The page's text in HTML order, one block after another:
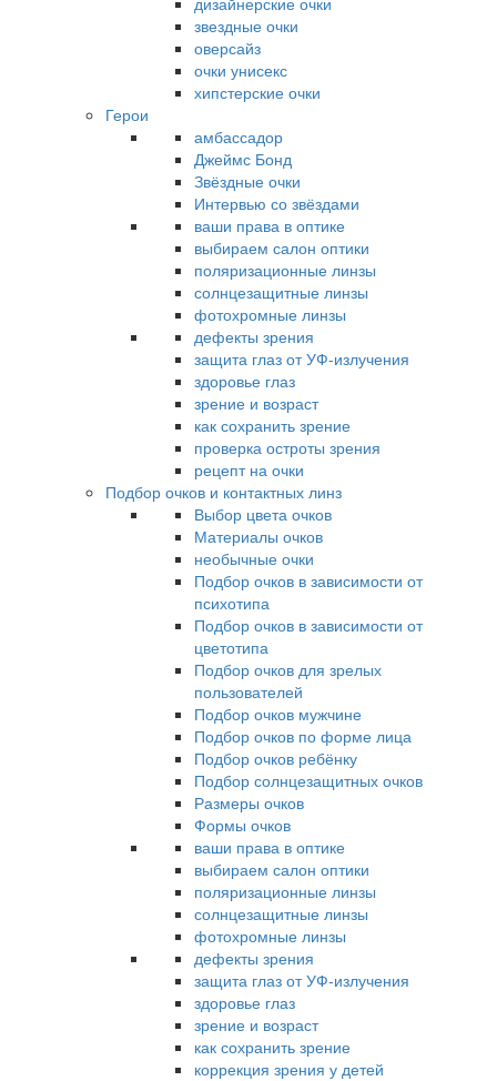
звездные очки
оверсайз
очки унисекс
хипстерские очки
Герои
амбассадор
Джеймс Бонд
Звёздные очки
Интервью со звёздами
ваши права в оптике
выбираем салон оптики
поляризационные линзы
солнцезащитные линзы
фотохромные линзы
дефекты зрения
защита глаз от УФ-излучения
здоровье глаз
зрение и возраст
как сохранить зрение
проверка остроты зрения
рецепт на очки
Подбор очков и контактных линз
Выбор цвета очков
Материалы очков
необычные очки
Подбор очков в зависимости от
психотипа
Подбор очков в зависимости от
цветотипа
Подбор очков для зрелых
пользователей
Подбор очков мужчине
Подбор очков по форме лица
Подбор очков ребёнку
Подбор солнцезащитных очков
Размеры очков
Формы очков
ваши права в оптике
выбираем салон оптики
поляризационные линзы
солнцезащитные линзы
фотохромные линзы
дефекты зрения
защита глаз от УФ-излучения
здоровье глаз
зрение и возраст
как сохранить зрение
коррекция зрения у детей